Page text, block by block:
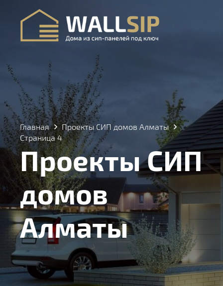
Главная
Проекты СИП домов Алматы
Страница 4
Проекты СИП
домов
Алматы